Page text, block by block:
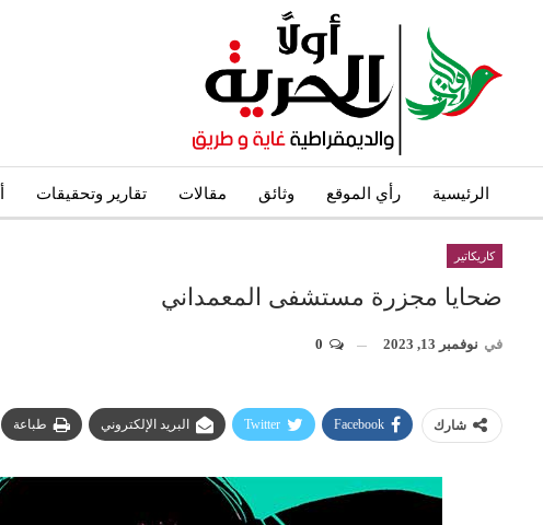
الرئيسية رأي الموقع وثائق مقالات تقارير وتحقيقات
كاريكاتير
ضحايا مجزرة مستشفى المعمداني
في نوفمبر 13, 2023
شارك Facebook
Twitter البريد الإلكتروني طباعة